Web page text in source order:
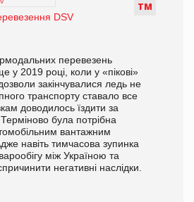
ТМ
DSV
перевезень
у 2019 році, коли у «пікові»
закінчувалися ледь не
транспорту ставало все
доводилось їздити за
була потрібна
вантажним
навіть тимчасова зупинка
між Україною та
негативні наслідки.